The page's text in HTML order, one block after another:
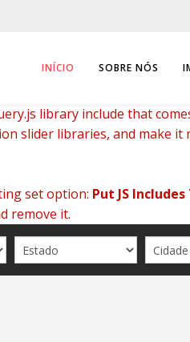
INÍCIO SOBRE NÓS
library include that
slider libraries, and make it
set option: Put JS
remove it.